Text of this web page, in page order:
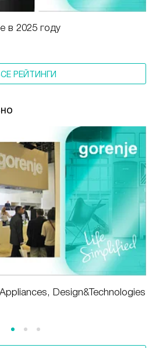
в 2025 году
РЕЙТИНГИ
Design&Technologies